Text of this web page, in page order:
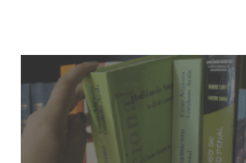
Catálogo en línea